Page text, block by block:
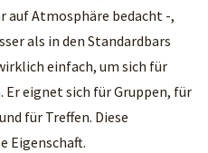
auf Atmosphäre bedacht -,
als in den Standardbars
einfach, um sich für
eignet sich für Gruppen, für
für Treffen. Diese
Eigenschaft.